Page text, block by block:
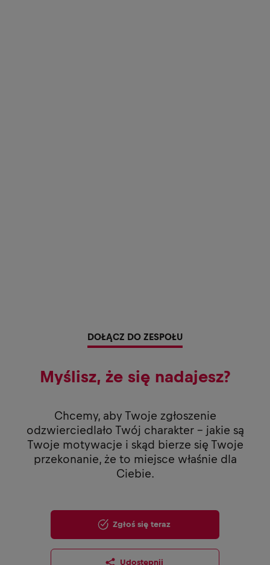
DOŁĄCZ DO ZESPOŁU
Myślisz, że się nadajesz?
Chcemy, aby Twoje zgłoszenie
odzwierciedlało Twój charakter - jakie są
Twoje motywacje i skąd bierze się Twoje
przekonanie, że to miejsce właśnie dla
Ciebie.
Zgłoś się teraz
Udostępnij